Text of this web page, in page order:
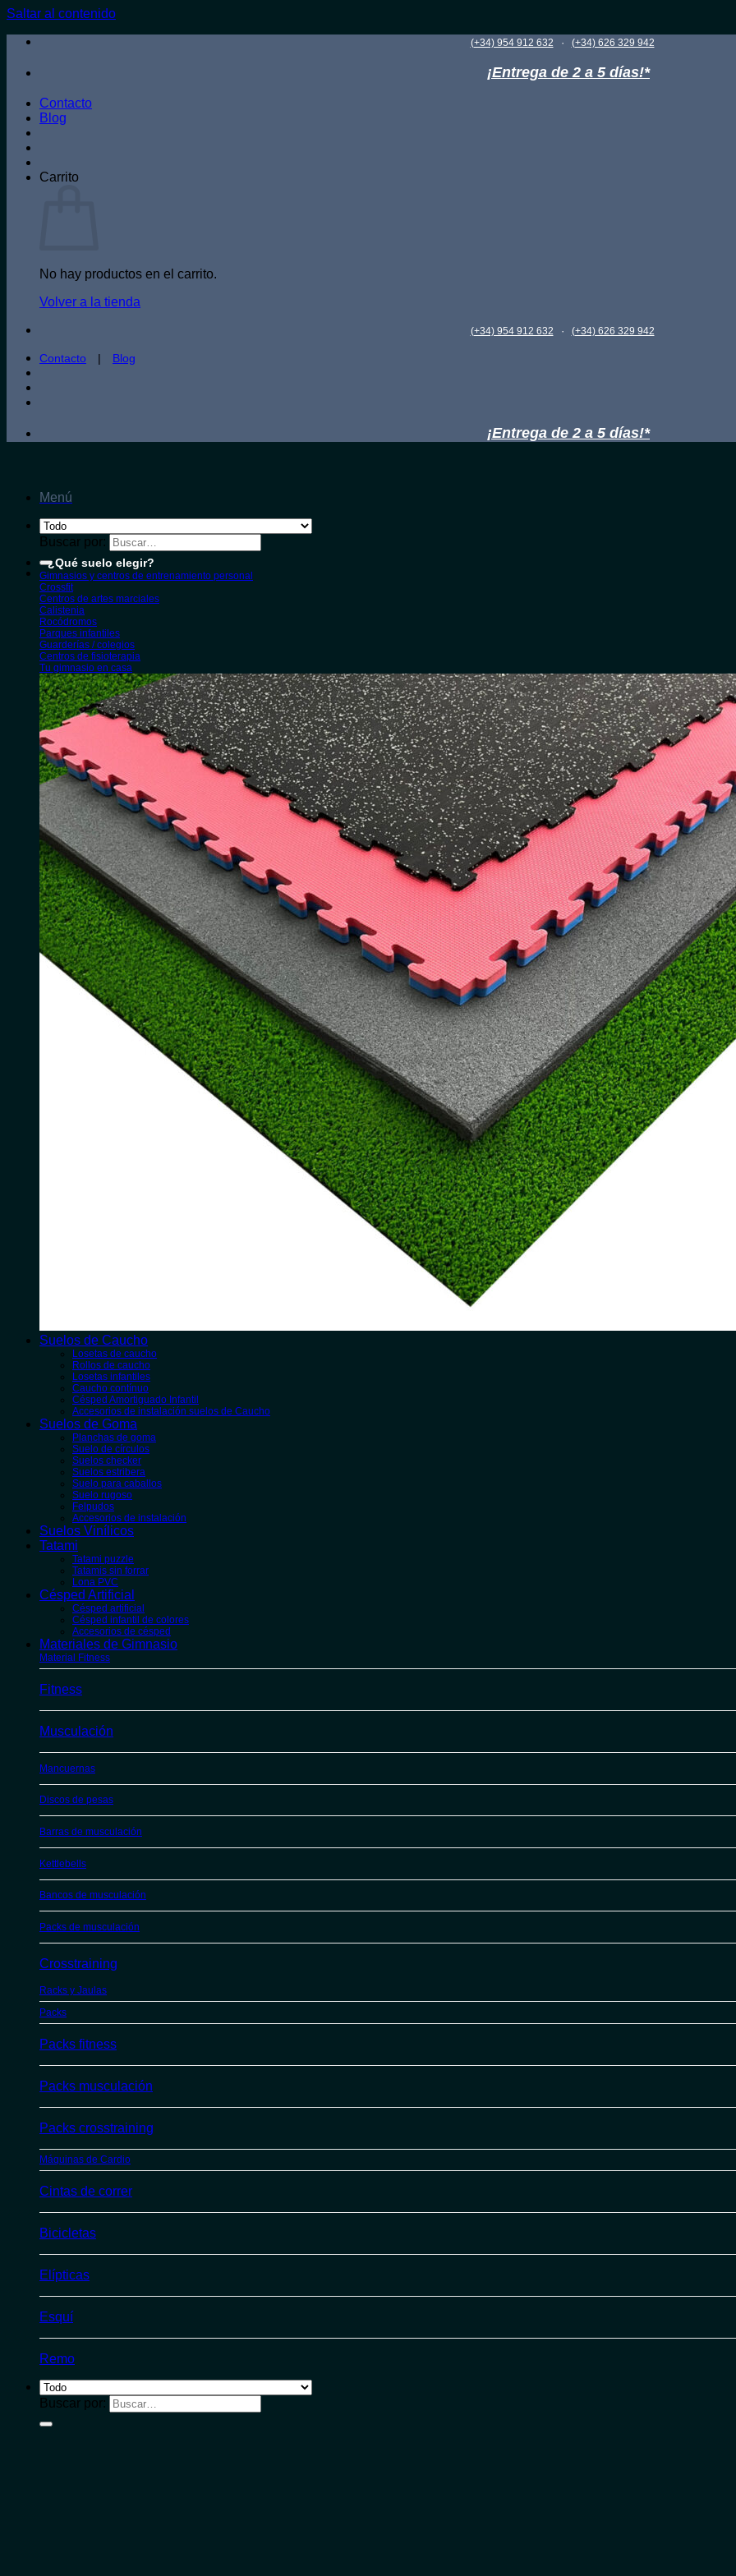
Saltar al contenido
(+34) 954 912 632 · (+34) 626 329 942
¡Entrega de 2 a 5 días!*
Contacto
Blog
Carrito
No hay productos en el carrito.
Volver a la tienda
(+34) 954 912 632 · (+34) 626 329 942
Contacto | Blog
¡Entrega de 2 a 5 días!*
Menú
Buscar por:
¿Qué suelo elegir?
Gimnasios y centros de entrenamiento personal
Crossfit
Centros de artes marciales
Calistenia
Rocódromos
Parques infantiles
Guarderías / colegios
Centros de fisioterapia
Tu gimnasio en casa
Suelos de Caucho
Losetas de caucho
Rollos de caucho
Losetas infantiles
Caucho contínuo
Césped Amortiguado Infantil
Accesorios de instalación suelos de Caucho
Suelos de Goma
Planchas de goma
Suelo de círculos
Suelos checker
Suelos estribera
Suelo para caballos
Suelo rugoso
Felpudos
Accesorios de instalación
Suelos Vinílicos
Tatami
Tatami puzzle
Tatamis sin forrar
Lona PVC
Césped Artificial
Césped artificial
Césped infantil de colores
Accesorios de césped
Materiales de Gimnasio
Material Fitness
Fitness
Musculación
Mancuernas
Discos de pesas
Barras de musculación
Kettlebells
Bancos de musculación
Packs de musculación
Crosstraining
Racks y Jaulas
Packs
Packs fitness
Packs musculación
Packs crosstraining
Máquinas de Cardio
Cintas de correr
Bicicletas
Elípticas
Esquí
Remo
Buscar por: